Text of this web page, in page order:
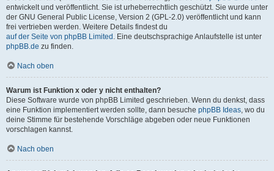
entwickelt und veröffentlicht. Sie ist urheberrechtlich geschützt. Sie wurde unter
der GNU General Public License, Version 2 (GPL-2.0) veröffentlicht und kann
frei vertrieben werden. Weitere Details findest du
auf der Seite von phpBB Limited . Eine deutschsprachige Anlaufstelle ist unter
phpBB.de zu finden.
Nach oben
Warum ist Funktion x oder y nicht enthalten?
Diese Software wurde von phpBB Limited geschrieben. Wenn du denkst, dass
eine Funktion implementiert werden sollte, dann besuche phpBB Ideas, wo du
deine Stimme für bestehende Vorschläge abgeben oder neue Funktionen
vorschlagen kannst.
Nach oben